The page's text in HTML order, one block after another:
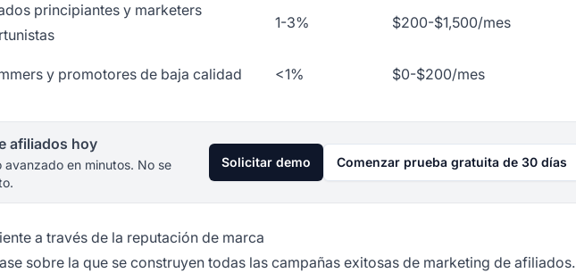
principiantes y marketers
1-3% $200-$1,500/mes
y promotores de baja calidad <1% $0-$200/mes
afiliados hoy
en minutos. No se
Solicitar demo Comenzar prueba gratuita de 30 días
a través de la reputación de marca
sobre la que se construyen todas las campañas exitosas de marketing de afiliados.